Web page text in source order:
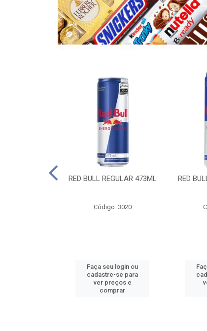
RED BULL REGULAR 473ML
Código: 3020
Faça seu login ou
cadastre-se para
ver preços e
comprar
RED